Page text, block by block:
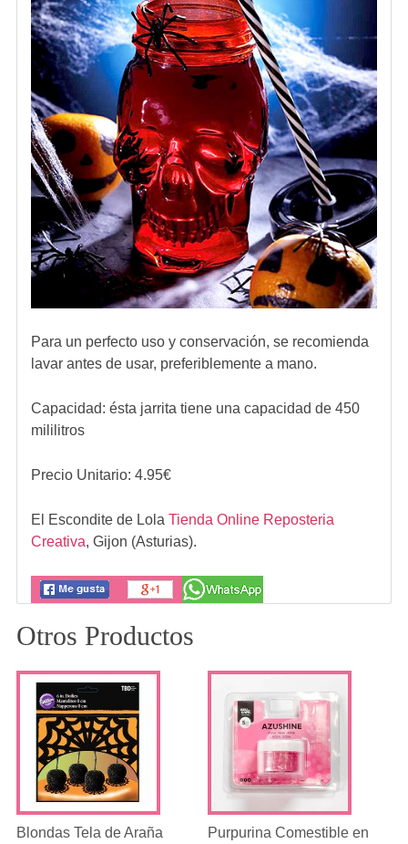
Para un perfecto uso y conservación, se recomienda
lavar antes de usar, preferiblemente a mano.
Capacidad: ésta jarrita tiene una capacidad de 450
mililitros
Precio Unitario: 4.95€
El Escondite de Lola Tienda Online Reposteria
Creativa, Gijon (Asturias).
Otros Productos
Blondas Tela de Araña
Purpurina Comestible en